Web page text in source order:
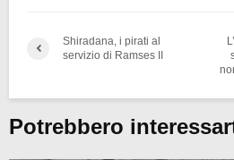
Shiradana, i pirati al
servizio di Ramses II
Potrebbero